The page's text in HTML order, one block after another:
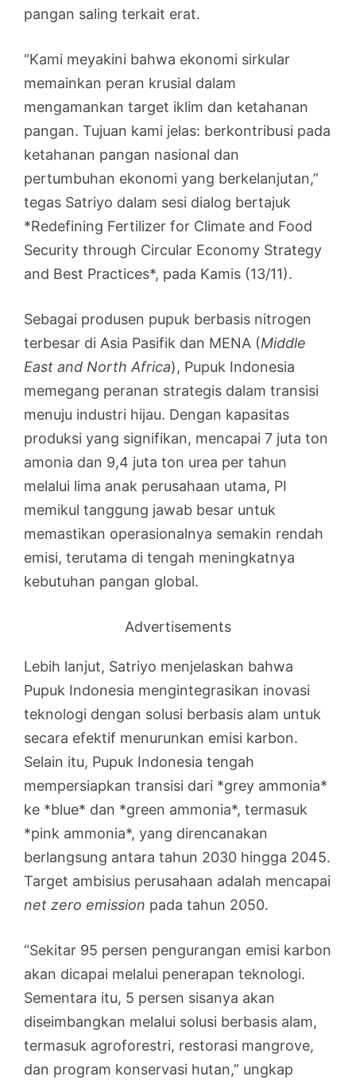
pangan saling terkait erat.
“Kami meyakini bahwa ekonomi sirkular
memainkan peran krusial dalam
mengamankan target iklim dan ketahanan
pangan. Tujuan kami jelas: berkontribusi pada
ketahanan pangan nasional dan
pertumbuhan ekonomi yang berkelanjutan,”
tegas Satriyo dalam sesi dialog bertajuk
*Redefining Fertilizer for Climate and Food
Security through Circular Economy Strategy
and Best Practices*, pada Kamis (13/11).
Sebagai produsen pupuk berbasis nitrogen
terbesar di Asia Pasifik dan MENA (Middle
East and North Africa), Pupuk Indonesia
memegang peranan strategis dalam transisi
menuju industri hijau. Dengan kapasitas
produksi yang signifikan, mencapai 7 juta ton
amonia dan 9,4 juta ton urea per tahun
melalui lima anak perusahaan utama, PI
memikul tanggung jawab besar untuk
memastikan operasionalnya semakin rendah
emisi, terutama di tengah meningkatnya
kebutuhan pangan global.
Advertisements
Lebih lanjut, Satriyo menjelaskan bahwa
Pupuk Indonesia mengintegrasikan inovasi
teknologi dengan solusi berbasis alam untuk
secara efektif menurunkan emisi karbon.
Selain itu, Pupuk Indonesia tengah
mempersiapkan transisi dari *grey ammonia*
ke *blue* dan *green ammonia*, termasuk
*pink ammonia*, yang direncanakan
berlangsung antara tahun 2030 hingga 2045.
Target ambisius perusahaan adalah mencapai
net zero emission pada tahun 2050.
“Sekitar 95 persen pengurangan emisi karbon
akan dicapai melalui penerapan teknologi.
Sementara itu, 5 persen sisanya akan
diseimbangkan melalui solusi berbasis alam,
termasuk agroforestri, restorasi mangrove,
dan program konservasi hutan,” ungkap